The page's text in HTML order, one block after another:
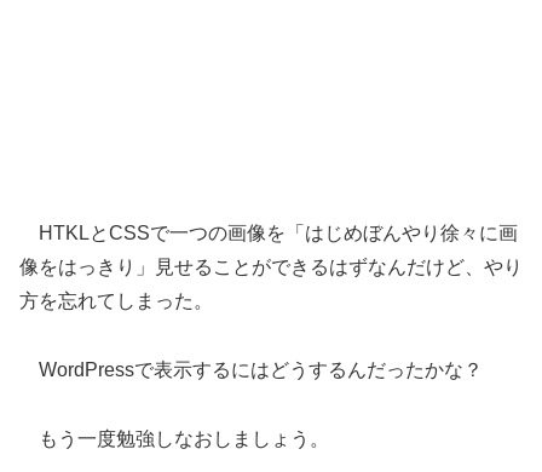
HTKLとCSSで一つの画像を「はじめぼんやり徐々に画
像をはっきり」見せることができるはずなんだけど、やり
方を忘れてしまった。
WordPressで表示するにはどうするんだったかな？
もう一度勉強しなおしましょう。